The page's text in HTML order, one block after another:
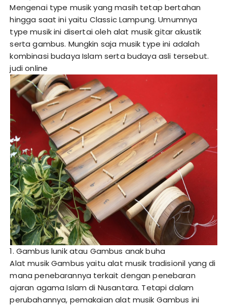
Mengenai type musik yang masih tetap bertahan
hingga saat ini yaitu Classic Lampung. Umumnya
type musik ini disertai oleh alat musik gitar akustik
serta gambus. Mungkin saja musik type ini adalah
kombinasi budaya Islam serta budaya asli tersebut.
judi online
1. Gambus lunik atau Gambus anak buha
Alat musik Gambus yaitu alat musik tradisionil yang di
mana penebarannya terkait dengan penebaran
ajaran agama Islam di Nusantara. Tetapi dalam
perubahannya, pemakaian alat musik Gambus ini